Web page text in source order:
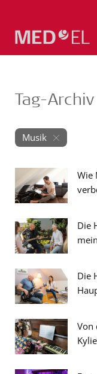
Tag-Archiv
Musik
Wie
Die
Die
Von